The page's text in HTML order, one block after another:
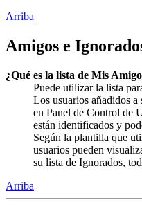
Arriba
Amigos e
¿Qué es la lista de Mis
Puede utilizar la lista
Los usuarios añadidos
en Panel de Control de
están identificados y
Según la plantilla que
usuarios pueden
su lista de Ignorados,
Arriba